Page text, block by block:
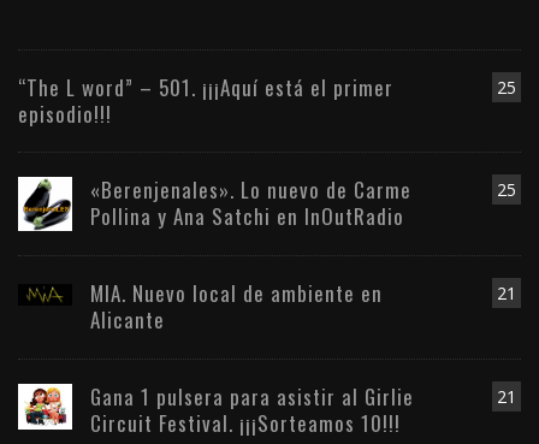
25
“The L word” – 501. ¡¡¡Aquí está el primer
episodio!!!
25
«Berenjenales». Lo nuevo de Carme
Pollina y Ana Satchi en InOutRadio
21
MIA. Nuevo local de ambiente en
Alicante
21
Gana 1 pulsera para asistir al Girlie
Circuit Festival. ¡¡¡Sorteamos 10!!!